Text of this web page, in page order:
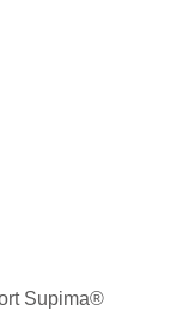
Supima®